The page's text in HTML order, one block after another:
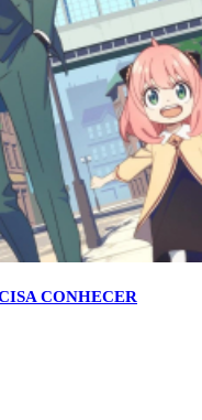
CONHECER